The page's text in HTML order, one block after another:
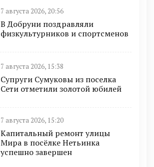
7 августа 2026, 20:56
В Добруни поздравляли
физкультурников и спортсменов
7 августа 2026, 15:38
Супруги Сумуковы из поселка
Сети отметили золотой юбилей
7 августа 2026, 15:20
Капитальный ремонт улицы
Мира в посёлке Нетьинка
успешно завершен